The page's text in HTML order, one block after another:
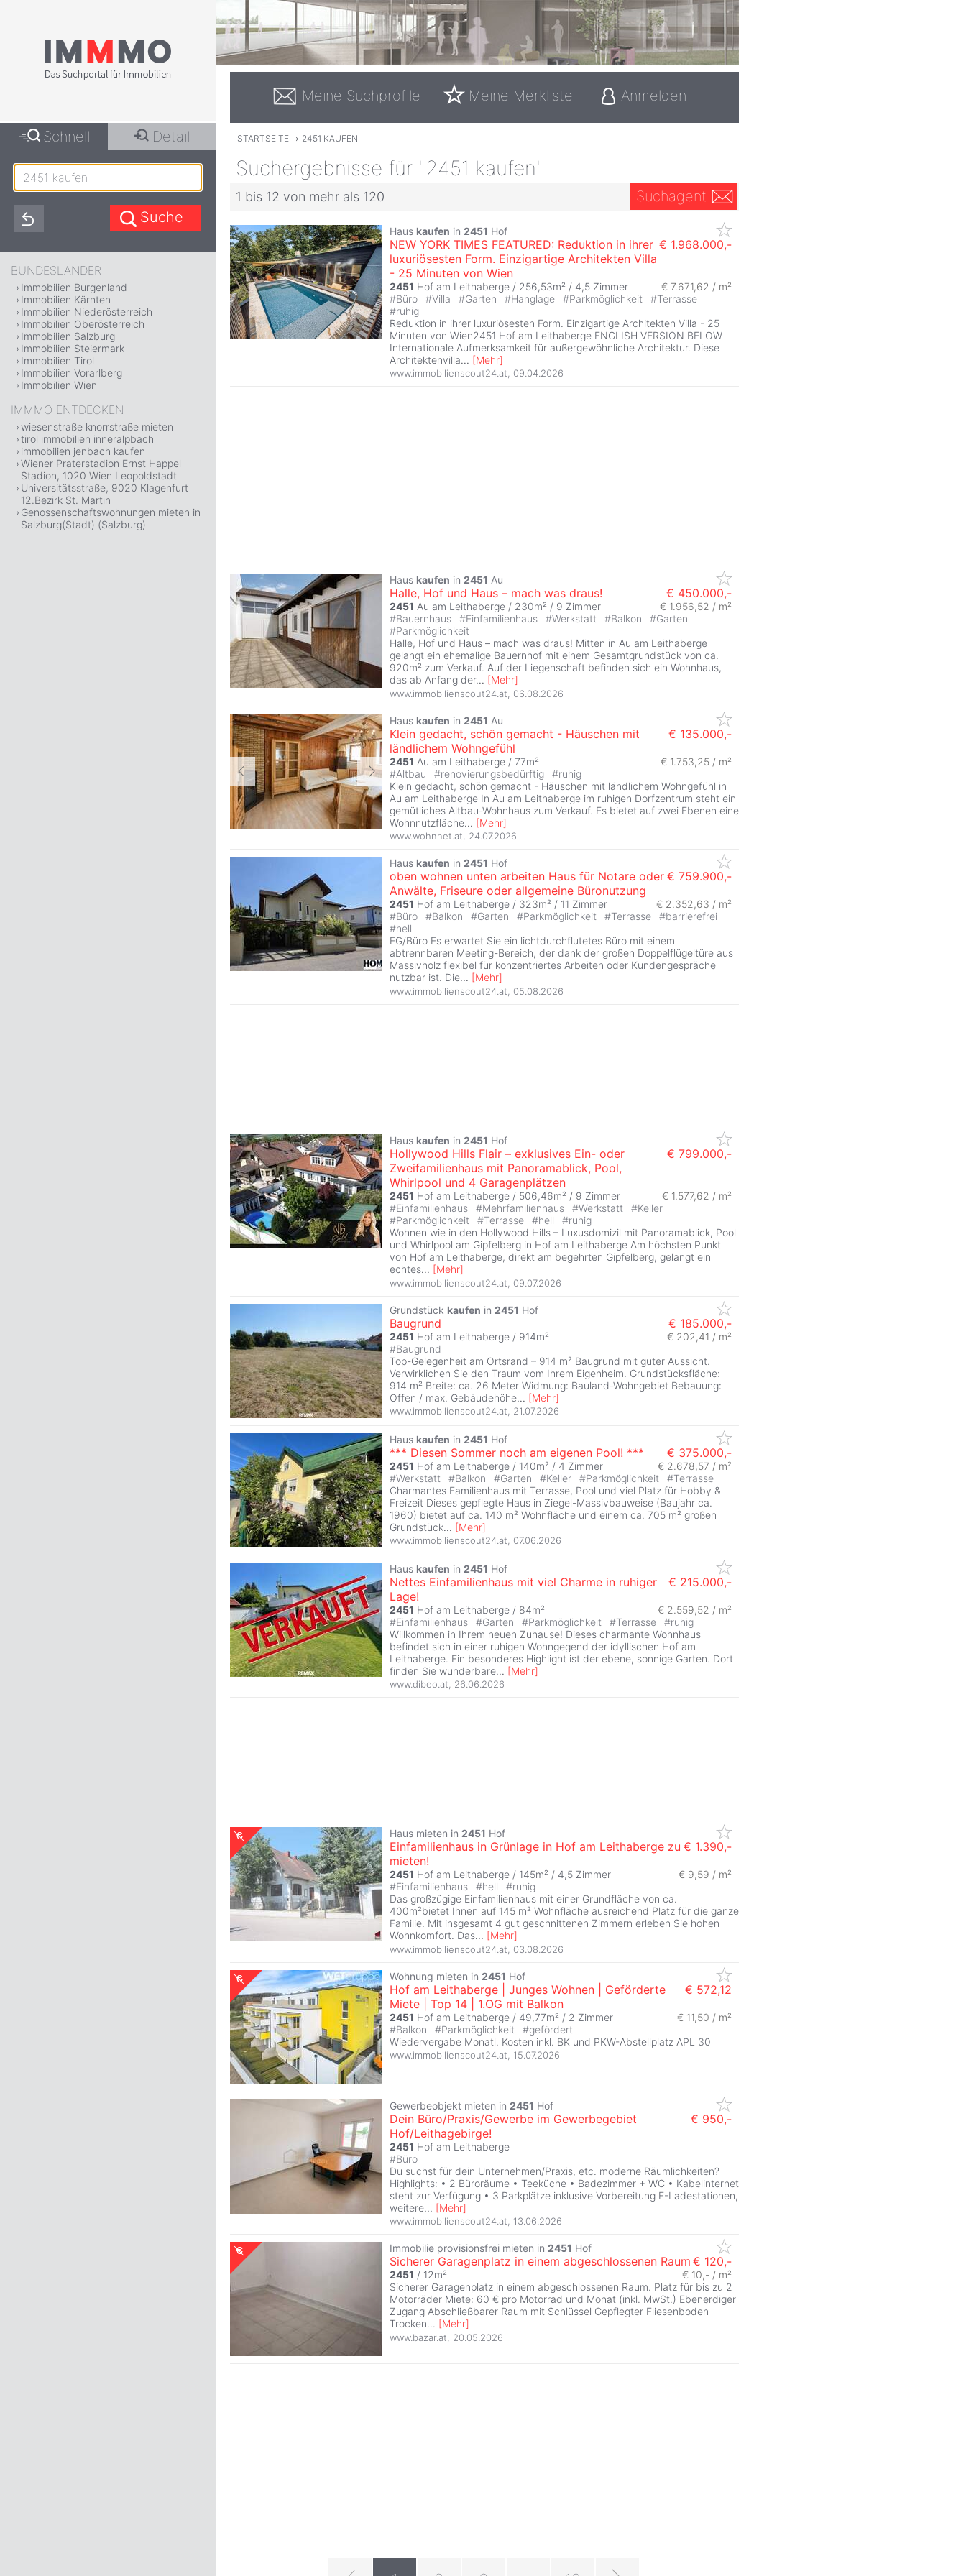
Meine Suchprofile Meine Merkliste Anmelden
STARTSEITE › 2451 KAUFEN
Suchergebnisse für "2451 kaufen"
1 bis 12 von mehr als 120 Suchagent
Haus kaufen in 2451 Hof
NEW YORK TIMES FEATURED: Reduktion in ihrer
luxuriösesten Form. Einzigartige Architekten Villa
- 25 Minuten von Wien
€ 1.968.000,-
2451 Hof am Leithaberge / 256,53m² / 4,5 Zimmer
€ 7.671,62 / m²
#Büro #Villa #Garten #Hanglage #Parkmöglichkeit #Terrasse
#ruhig
Reduktion in ihrer luxuriösesten Form. Einzigartige Architekten Villa - 25
Minuten von Wien2451 Hof am Leithaberge ENGLISH VERSION BELOW
Internationale Aufmerksamkeit für außergewöhnliche Architektur. Diese
Architektenvilla... [Mehr]
www.immobilienscout24.at 09.04.2026
Haus kaufen in 2451 Au
Halle, Hof und Haus – mach was draus! € 450.000,-
2451 Au am Leithaberge / 230m² / 9 Zimmer
€ 1.956,52 / m²
#Bauernhaus #Einfamilienhaus #Werkstatt #Balkon #Garten
#Parkmöglichkeit
Halle, Hof und Haus – mach was draus! Mitten in Au am Leithaberge
gelangt ein ehemalige Bauernhof mit einem Gesamtgrundstück von ca.
920m² zum Verkauf. Auf der Liegenschaft befinden sich ein Wohnhaus,
das ab Anfang der... [Mehr]
www.immobilienscout24.at 06.08.2026
Haus kaufen in 2451 Au
Klein gedacht, schön gemacht - Häuschen mit
ländlichem Wohngefühl
€ 135.000,-
2451 Au am Leithaberge / 77m² € 1.753,25 / m²
#Altbau #renovierungsbedürftig #ruhig
Klein gedacht, schön gemacht - Häuschen mit ländlichem Wohngefühl in
Au am Leithaberge In Au am Leithaberge im ruhigen Dorfzentrum steht ein
gemütliches Altbau-Wohnhaus zum Verkauf. Es bietet auf zwei Ebenen eine
Wohnnutzfläche... [Mehr]
www.wohnnet.at, 24.07.2026
Haus kaufen in 2451 Hof
oben wohnen unten arbeiten Haus für Notare oder
Anwälte, Friseure oder allgemeine Büronutzung
€ 759.900,-
2451 Hof am Leithaberge / 323m² / 11 Zimmer
€ 2.352,63 / m²
#Büro #Balkon #Garten #Parkmöglichkeit #Terrasse #barrierefrei
#hell
EG/Büro Es erwartet Sie ein lichtdurchflutetes Büro mit einem
abtrennbaren Meeting-Bereich, der dank der großen Doppelflügeltüre aus
Massivholz flexibel für konzentriertes Arbeiten oder Kundengespräche
nutzbar ist. Die... [Mehr]
www.immobilienscout24.at 05.08.2026
Haus kaufen in 2451 Hof
Hollywood Hills Flair – exklusives Ein- oder
Zweifamilienhaus mit Panoramablick, Pool,
Whirlpool und 4 Garagenplätzen
€ 799.000,-
2451 Hof am Leithaberge / 506,46m² / 9 Zimmer
€ 1.577,62 / m²
#Einfamilienhaus #Mehrfamilienhaus #Werkstatt #Keller
#Parkmöglichkeit #Terrasse #hell #ruhig
Wohnen wie in den Hollywood Hills – Luxusdomizil mit Panoramablick, Pool
und Whirlpool am Gipfelberg in Hof am Leithaberge Am höchsten Punkt
von Hof am Leithaberge, direkt am begehrten Gipfelberg, gelangt ein
echtes... [Mehr]
www.immobilienscout24.at 09.07.2026
Grundstück kaufen in 2451 Hof
Baugrund € 185.000,-
2451 Hof am Leithaberge / 914m²
€ 202,41 / m²
#Baugrund
Top-Gelegenheit am Ortsrand – 914 m² Baugrund mit guter Aussicht.
Verwirklichen Sie den Traum vom Ihrem Eigenheim. Grundstücksfläche:
914 m² Breite: ca. 26 Meter Widmung: Bauland-Wohngebiet Bebauung:
Offen / max. Gebäudehöhe... [Mehr]
www.immobilienscout24.at 21.07.2026
Haus kaufen in 2451 Hof
*** Diesen Sommer noch am eigenen Pool! *** € 375.000,-
2451 Hof am Leithaberge / 140m² / 4 Zimmer
€ 2.678,57 / m²
#Werkstatt #Balkon #Garten #Keller #Parkmöglichkeit #Terrasse
Charmantes Familienhaus mit Terrasse, Pool und viel Platz für Hobby &
Freizeit Dieses gepflegte Haus in Ziegel-Massivbauweise (Baujahr ca.
1960) bietet auf ca. 140 m² Wohnfläche und einem ca. 705 m² großen
Grundstück... [Mehr]
www.immobilienscout24.at 07.06.2026
Haus kaufen in 2451 Hof
Nettes Einfamilienhaus mit viel Charme in ruhiger
Lage!
€ 215.000,-
2451 Hof am Leithaberge / 84m²
€ 2.559,52 / m²
#Einfamilienhaus #Garten #Parkmöglichkeit #Terrasse #ruhig
Willkommen in Ihrem neuen Zuhause! Dieses charmante Wohnhaus
befindet sich in einer ruhigen Wohngegend der idyllischen Hof am
Leithaberge. Ein besonderes Highlight ist der ebene, sonnige Garten. Dort
finden Sie wunderbare... [Mehr]
www.dibeo.at 26.06.2026
Haus mieten in 2451 Hof
Einfamilienhaus in Grünlage in Hof am Leithaberge zu
mieten!
€ 1.390,-
2451 Hof am Leithaberge / 145m² / 4,5 Zimmer
€ 9,59 / m²
#Einfamilienhaus #hell #ruhig
Das großzügige Einfamilienhaus mit einer Grundfläche von ca.
400m²bietet Ihnen auf 145 m² Wohnfläche ausreichend Platz für die ganze
Familie. Mit insgesamt 4 gut geschnittenen Zimmern erleben Sie hohen
Wohnkomfort. Das... [Mehr]
www.immobilienscout24.at 03.08.2026
Wohnung mieten in 2451 Hof
Hof am Leithaberge | Junges Wohnen | Geförderte
Miete | Top 14 | 1.OG mit Balkon
€ 572,12
2451 Hof am Leithaberge / 49,77m² / 2 Zimmer
€ 11,50 / m²
#Balkon #Parkmöglichkeit #gefördert
Wiedervergabe Monatl. Kosten inkl. BK und PKW-Abstellplatz APL 30
www.immobilienscout24.at, 15.07.2026
Gewerbeobjekt mieten in 2451 Hof
Dein Büro/Praxis/Gewerbe im Gewerbegebiet
Hof/Leithagebirge!
€ 950,-
2451 Hof am Leithaberge
#Büro
Du suchst für dein Unternehmen/Praxis, etc. moderne Räumlichkeiten?
Highlights: • 2 Büroräume • Teeküche • Badezimmer + WC • Kabelinternet
steht zur Verfügung • 3 Parkplätze inklusive Vorbereitung E-Ladestationen,
weitere... [Mehr]
www.immobilienscout24.at, 13.06.2026
Immobilie provisionsfrei mieten in 2451 Hof
Sicherer Garagenplatz in einem abgeschlossenen Raum € 120,-
2451 / 12m²
€ 10,- / m²
Sicherer Garagenplatz in einem abgeschlossenen Raum. Platz für bis zu 2
Motorräder Miete: 60 € pro Motorrad und Monat (inkl. MwSt.) Ebenerdiger
Zugang Abschließbarer Raum mit Schlüssel Gepflegter Fliesenboden
Trocken... [Mehr]
www.bazar.at 20.05.2026
Schnell Detail
BUNDESLÄNDER
Immobilien Burgenland
Immobilien Kärnten
Immobilien Niederösterreich
Immobilien Oberösterreich
Immobilien Salzburg
Immobilien Steiermark
Immobilien Tirol
Immobilien Vorarlberg
Immobilien Wien
IMMMO ENTDECKEN
wiesenstraße knorrstraße mieten
tirol immobilien inneralpbach
immobilien jenbach kaufen
Wiener Praterstadion Ernst Happel
Stadion, 1020 Wien Leopoldstadt
Universitätsstraße, 9020 Klagenfurt
12.Bezirk St. Martin
Genossenschaftswohnungen mieten in
Salzburg(Stadt) (Salzburg)